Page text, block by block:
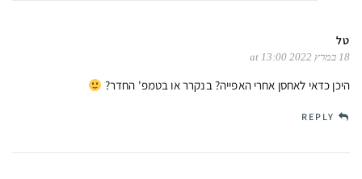
טל
18 במרץ 2022 at 13:00
היכן כדאי לאחסן אחרי האפייה? בנקרר או בטמפ' החדר?
REPLY